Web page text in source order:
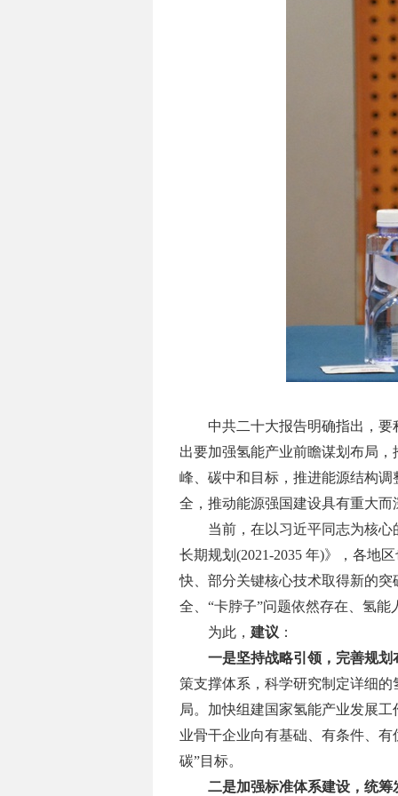
中共二十大报告明确指出，
出要加强氢能产业前瞻谋划布局
峰、碳中和目标，推进能源结构
全，推动能源强国建设具有重大而
当前，在以习近平同志为核
长期规划 (2021-2035 年)》，各地
快、部分关键核心技术取得新的
全、“卡脖子”问题依然存在、氢
为此， 建议 ：
一是坚持战略引领，完善规划
策支撑体系，科学研究制定详细
局。加快组建国家氢能产业发展
业骨干企业向有基础、有条件、
碳”目标。
二是加强标准体系建设，统筹